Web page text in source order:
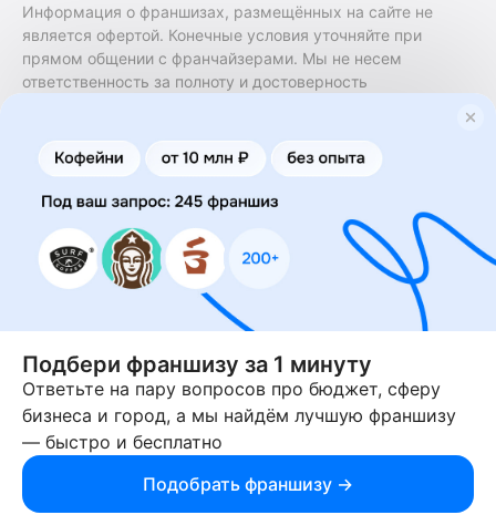
Информация о франшизах, размещённых на сайте не
является офертой. Конечные условия уточняйте при
прямом общении с франчайзерами. Мы не несем
ответственность за полноту и достоверность
финансовые услуги. Заключение договоров
коммерческой концессии (франчайзинга) осуществляется
правообладателями/их представителями. Бизнесменс.ру
не является посредником или представителем
правообладателя и не несет ответственность за условия
предоставления франшизы и действия лиц,
осуществленные на основании информации, имеющейся
на сайте или полученной через него. За достоверность
предоставленной информации несет ответственность
правообладатель.
© 2013-2026 Бизнесменс.ру. ИП Богомолов Ю. А. ИНН
166109472099 ОГРН 1315169000030181.
При использовании материалов гиперссылка на businessmens.ru
обязательна. 12+
Подбери франшизу за 1 минуту
Ответьте на пару вопросов про бюджет, сферу
бизнеса и город, а мы найдём лучшую франшизу
— быстро и бесплатно
Подобрать франшизу →